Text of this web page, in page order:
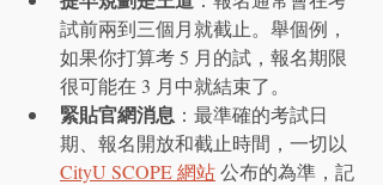
試前兩到三個月就截止。舉個例，
如果你打算考 5 月的試，報名期限
很可能在 3 月中就結束了。
緊貼官網消息 ：最準確的考試日
期、報名開放和截止時間，一切以
CityU SCOPE 網站 公布的為準，記